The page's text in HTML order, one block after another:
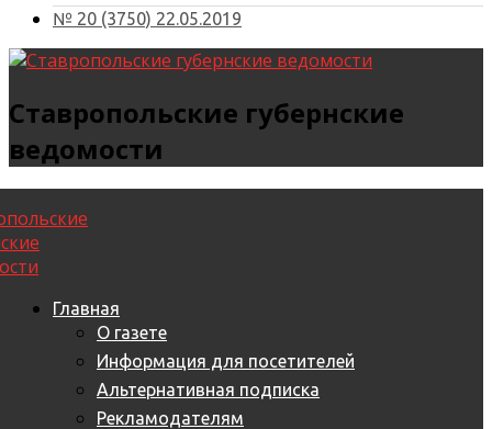
№ 20 (3750) 22.05.2019
Ставропольские губернские
ведомости
Главная
О газете
Информация для посетителей
Альтернативная подписка
Рекламодателям